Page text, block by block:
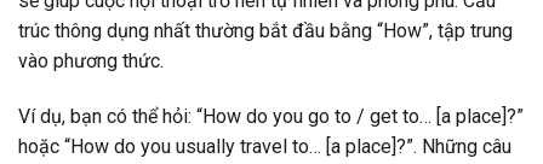
trúc thông dụng nhất thường bắt đầu bằng “How”, tập trung
vào phương thức.
Ví dụ, bạn có thể hỏi: “How do you go to / get to… [a place]?”
hoặc “How do you usually travel to… [a place]?”. Những câu